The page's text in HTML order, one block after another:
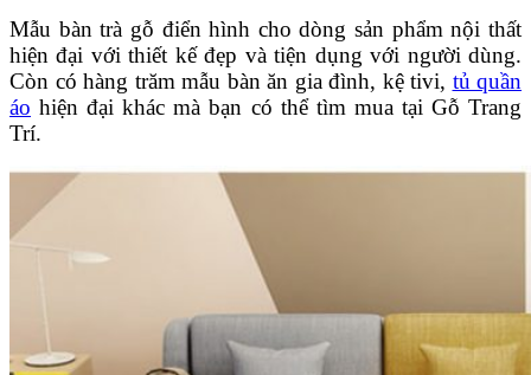
Mẫu bàn trà gỗ điển hình cho dòng sản phẩm nội thất
hiện đại với thiết kế đẹp và tiện dụng với người dùng.
Còn có hàng trăm mẫu bàn ăn gia đình, kệ tivi, tủ quần
áo hiện đại khác mà bạn có thể tìm mua tại Gỗ Trang
Trí.